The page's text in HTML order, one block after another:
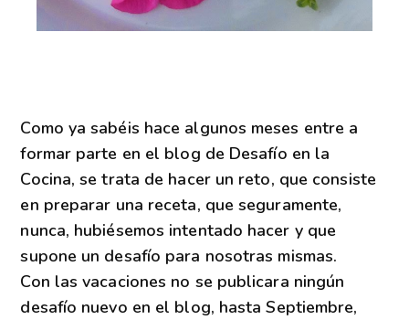
Como ya sabéis hace algunos meses entre a
formar parte en el blog de Desafío en la
Cocina, se trata de hacer un reto, que consiste
en preparar una receta, que seguramente,
nunca, hubiésemos intentado hacer y que
supone un desafío para nosotras mismas.
Con las vacaciones no se publicara ningún
desafío nuevo en el blog, hasta Septiembre,